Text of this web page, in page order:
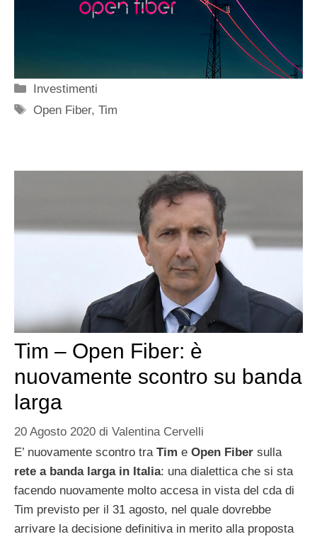
Categorie
Investimenti
Tag
Open Fiber,Tim
Tim – Open Fiber: è
nuovamente scontro su banda
larga
20 Agosto 2020 di Valentina Cervelli
E’ nuovamente scontro tra Tim e Open Fiber sulla
rete a banda larga in Italia: una dialettica che si sta
facendo nuovamente molto accesa in vista del cda di
Tim previsto per il 31 agosto, nel quale dovrebbe
arrivare la decisione definitiva in merito alla proposta